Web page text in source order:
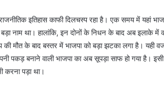
इतिहास काफी दिलचस्प रहा है। एक समय में यहां
बड़ा नाम था। हालांकि, इन दोनों के निधन के बाद अब इलाके
की मौत के बाद बस्तर में भाजपा को बड़ा झटका लगा है। यही
पकड़ बनाने वाली भाजपा का अब सूपड़ा साफ हो गया है।
करना पड़ा था।